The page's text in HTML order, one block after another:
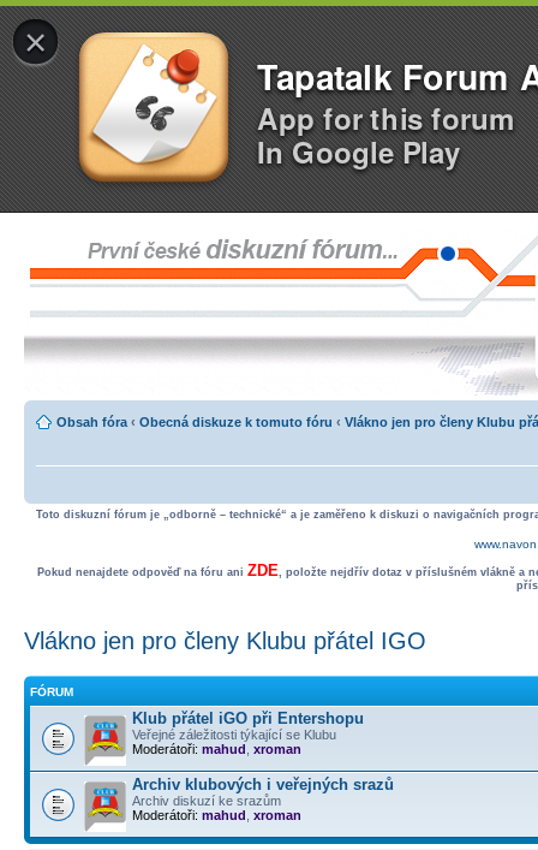
×
Tapatalk Forum
App for this forum
In Google Play
Obsah fóra ‹ Obecná diskuze k tomuto fóru ‹ Vlákno jen pro členy Klubu
Toto diskuzní fórum je „odborně – technické“ a je zaměřeno k diskuzi o navigačních
Pokud nenajdete odpověď na fóru ani ZDE, položte nejdřív dotaz v příslušném vlákně a
Vlákno jen pro členy Klubu přátel IGO
FÓRUM
Klub přátel iGO při Entershopu
Veřejné záležitosti týkající se Klubu
Moderátoři: mahud xroman
Archiv klubových i veřejných srazů
Archiv diskuzí ke srazům
Moderátoři: mahud xroman